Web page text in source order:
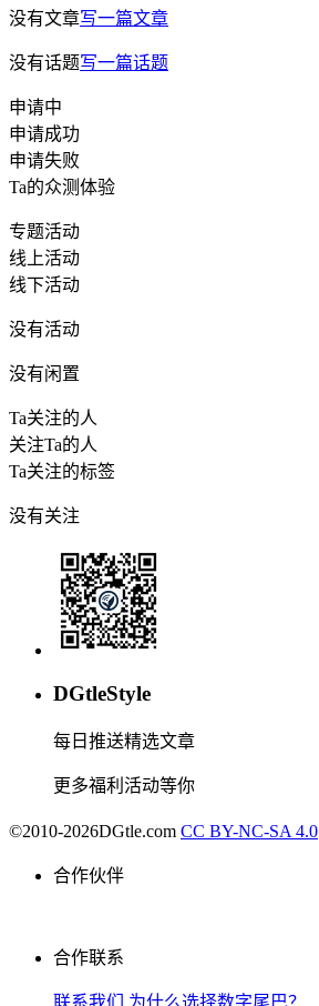
没有文章写一篇文章
没有话题写一篇话题
申请中
申请成功
申请失败
Ta的众测体验
专题活动
线上活动
线下活动
没有活动
没有闲置
Ta关注的人
关注Ta的人
Ta关注的标签
没有关注
DGtleStyle
每日推送精选文章
更多福利活动等你
©2010-2026DGtle.com CC BY-NC-SA 4.0
合作伙伴
合作联系